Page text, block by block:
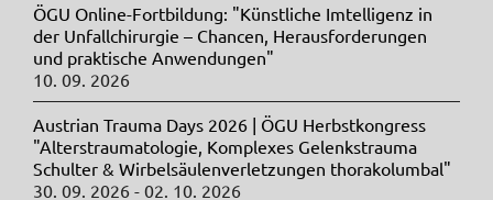
ÖGU Online-Fortbildung: "Künstliche Imtelligenz in
der Unfallchirurgie – Chancen, Herausforderungen
und praktische Anwendungen"
10. 09. 2026
Austrian Trauma Days 2026 | ÖGU Herbstkongress
"Alterstraumatologie, Komplexes Gelenkstrauma
Schulter & Wirbelsäulenverletzungen thorakolumbal"
30. 09. 2026 - 02. 10. 2026